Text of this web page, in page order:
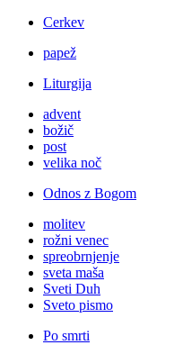
Cerkev
papež
Liturgija
advent
božič
post
velika noč
Odnos z Bogom
molitev
rožni venec
spreobrnjenje
sveta maša
Sveti Duh
Sveto pismo
Po smrti